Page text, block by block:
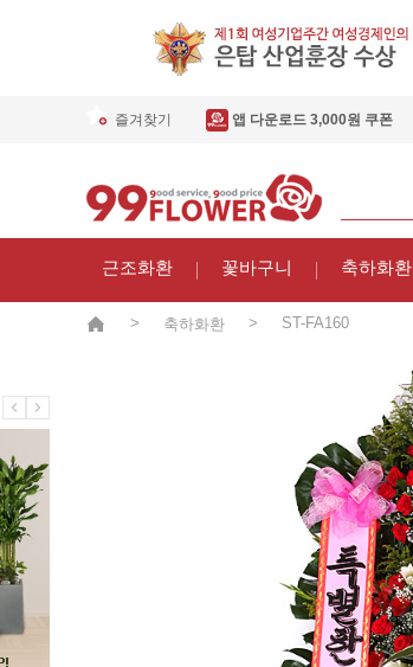
즐겨찾기 앱 다운로드 3,000원 쿠폰
근조화환 꽃바구니 축하화환
> 축하화환 > ST-FA160